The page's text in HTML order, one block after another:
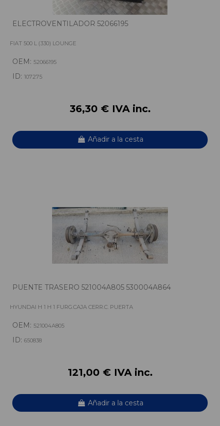
ELECTROVENTILADOR 52066195
FIAT 500 L (330) LOUNGE
OEM: 52066195
ID: 107275
36,30 € IVA inc.
Añadir a la cesta
PUENTE TRASERO 521004A805 530004A864
HYUNDAI H 1 H 1 FURG.CAJA CERR.C. PUERTA
OEM: 521004A805
ID: 650838
121,00 € IVA inc.
Añadir a la cesta